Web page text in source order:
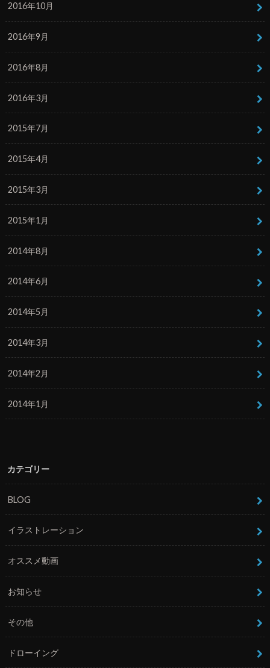
2016年10月
2016年9月
2016年8月
2016年3月
2015年7月
2015年4月
2015年3月
2015年1月
2014年8月
2014年6月
2014年5月
2014年3月
2014年2月
2014年1月
カテゴリー
BLOG
イラストレーション
オススメ動画
お知らせ
その他
ドローイング